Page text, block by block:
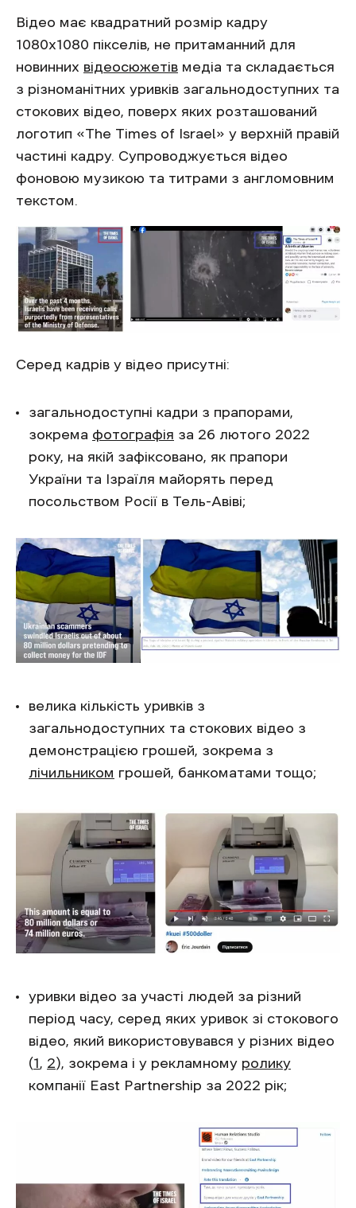
Відео має квадратний розмір кадру
1080х1080 пікселів, не притаманний для
новинних відеосюжетів медіа та складається
з різноманітних уривків загальнодоступних та
стокових відео, поверх яких розташований
логотип «The Times of Israel» у верхній правій
частині кадру. Супроводжується відео
фоновою музикою та титрами з англомовним
текстом.
Серед кадрів у відео присутні:
загальнодоступні кадри з прапорами,
зокрема фотографія за 26 лютого 2022
року, на якій зафіксовано, як прапори
України та Ізраїля майорять перед
посольством Росії в Тель-Авіві;
велика кількість уривків з
загальнодоступних та стокових відео з
демонстрацією грошей, зокрема з
лічильником грошей, банкоматами тощо;
уривки відео за участі людей за різний
період часу, серед яких уривок зі стокового
відео, який використовувався у різних відео
(1, 2), зокрема і у рекламному ролику
компанії East Partnership за 2022 рік;